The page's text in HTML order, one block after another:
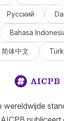
Русский
Bahasa
简体中文
wereldwijde